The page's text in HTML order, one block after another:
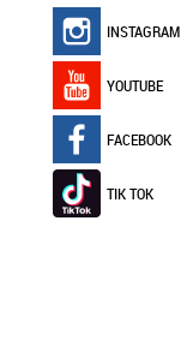
INSTAGRAM
YOUTUBE
FACEBOOK
TIK TOK